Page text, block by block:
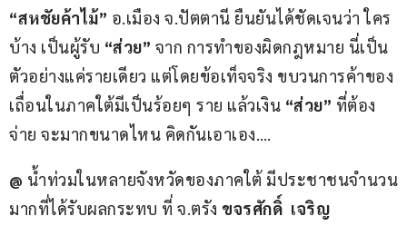
“สหชัยค้าไม้” อ.เมือง จ.ปัตตานี ยืนยันได้ชัดเจนว่า ใคร
บ้าง เป็นผู้รับ “ส่วย” จาก การทำของผิดกฎหมาย นี่เป็น
ตัวอย่างแค่รายเดียว แต่โดยข้อเท็จจริง ขบวนการค้าของ
เถื่อนในภาคใต้มีเป็นร้อยๆ ราย แล้วเงิน “ส่วย” ที่ต้อง
จ่าย จะมากขนาดไหน คิดกันเอาเอง….
@ น้ำท่วมในหลายจังหวัดของภาคใต้ มีประชาชนจำนวน
มากที่ได้รับผลกระทบ ที่ จ.ตรัง ขจรศักดิ์  เจริญ